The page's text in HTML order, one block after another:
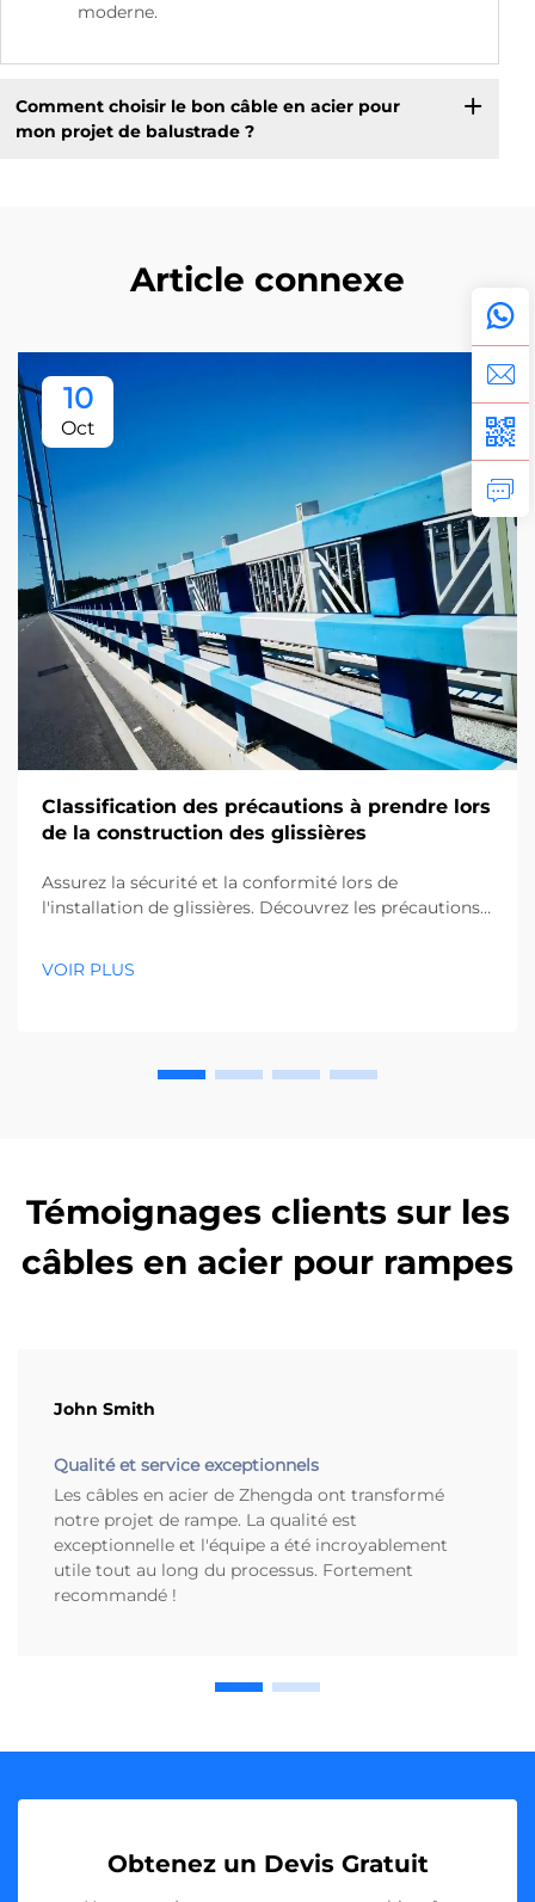
moderne.
Comment choisir le bon câble en acier pour
mon projet de balustrade ?
Article connexe
10
Oct
Classification des précautions à prendre lors
de la construction des glissières
Assurez la sécurité et la conformité lors de
l'installation de glissières. Découvrez les précautions
dès maintenant.
VOIR PLUS
Témoignages clients sur les
câbles en acier pour rampes
John Smith
Qualité et service exceptionnels
Les câbles en acier de Zhengda ont transformé
notre projet de rampe. La qualité est
exceptionnelle et l'équipe a été incroyablement
utile tout au long du processus. Fortement
recommandé !
Obtenez un Devis Gratuit